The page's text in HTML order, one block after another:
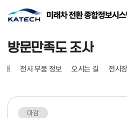
방문만족도 조사
개 전시 부품 정보 오시는 길 전시
마감